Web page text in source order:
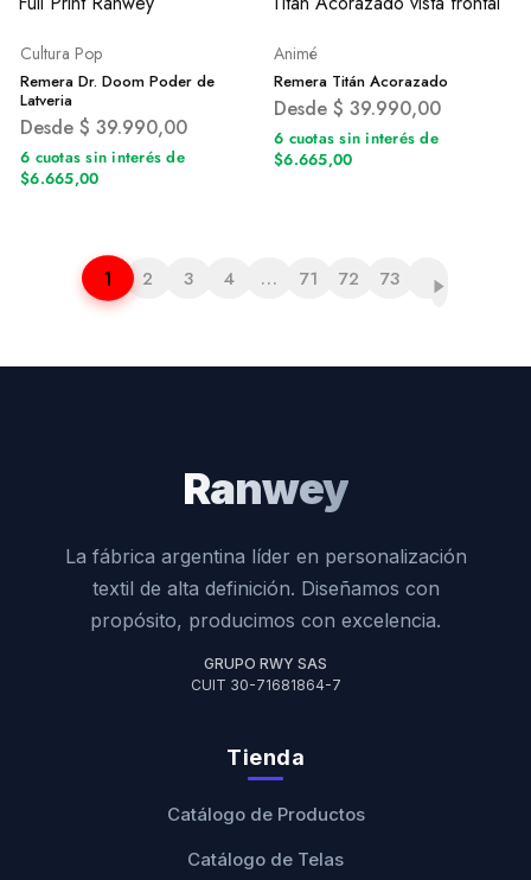
Cultura Pop
Remera Dr. Doom Poder de
Latveria
Desde $ 39.990,00
6 cuotas sin interés de
$6.665,00
Animé
Remera Titán Acorazado
Desde $ 39.990,00
6 cuotas sin interés de
$6.665,00
1 2 3 4 … 71 72 73
Ranwey
La fábrica argentina líder en personalización
textil de alta definición. Diseñamos con
propósito, producimos con excelencia.
GRUPO RWY SAS
CUIT 30-71681864-7
Tienda
Catálogo de Productos
Catálogo de Telas